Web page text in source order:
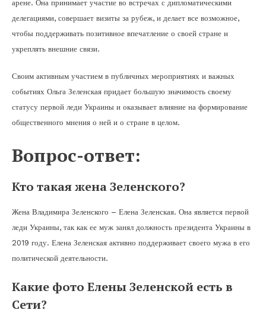
арене. Она принимает участие во встречах с дипломатическими
делегациями, совершает визиты за рубеж, и делает все возможное,
чтобы поддерживать позитивное впечатление о своей стране и
укреплять внешние связи.
Своим активным участием в публичных мероприятиях и важных
событиях Ольга Зеленская придает большую значимость своему
статусу первой леди Украины и оказывает влияние на формирование
общественного мнения о ней и о стране в целом.
Вопрос-ответ:
Кто такая жена Зеленского?
Жена Владимира Зеленского – Елена Зеленская. Она является первой
леди Украины, так как ее муж занял должность президента Украины в
2019 году. Елена Зеленская активно поддерживает своего мужа в его
политической деятельности.
Какие фото Елены Зеленской есть в
Сети?